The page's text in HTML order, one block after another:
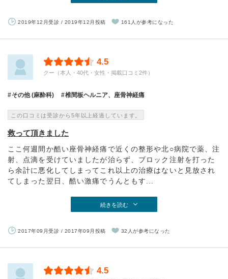
2019年12月受診 / 2019年12月投稿 161人が参考になった
4.5
クー（本人・40代・女性・掲載口コミ2件）
その他 (麻酔科) 椎間板ヘルニア、座骨神経痛
この口コミは受診から5年以上経過しています。
救って頂きました
ここ何週間か酷い座骨神経痛で近くの整形や北○病院で薬、注
射、点滴を受けていましたが治らず、ブロック注射を打った
ら余計に悪化してしまってこれ以上の治療はないと見放され
てしまった翌日、酷い激痛でうんともす...
続きを読む
2017年09月受診 / 2017年09月投稿 32人が参考になった
4.5